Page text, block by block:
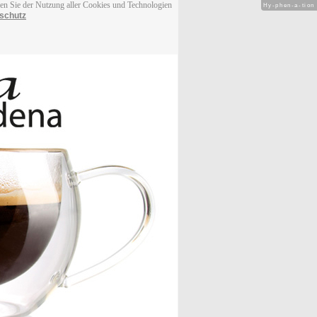
Sie der Nutzung aller Cookies und Technologien
Hy-phen-a-tion